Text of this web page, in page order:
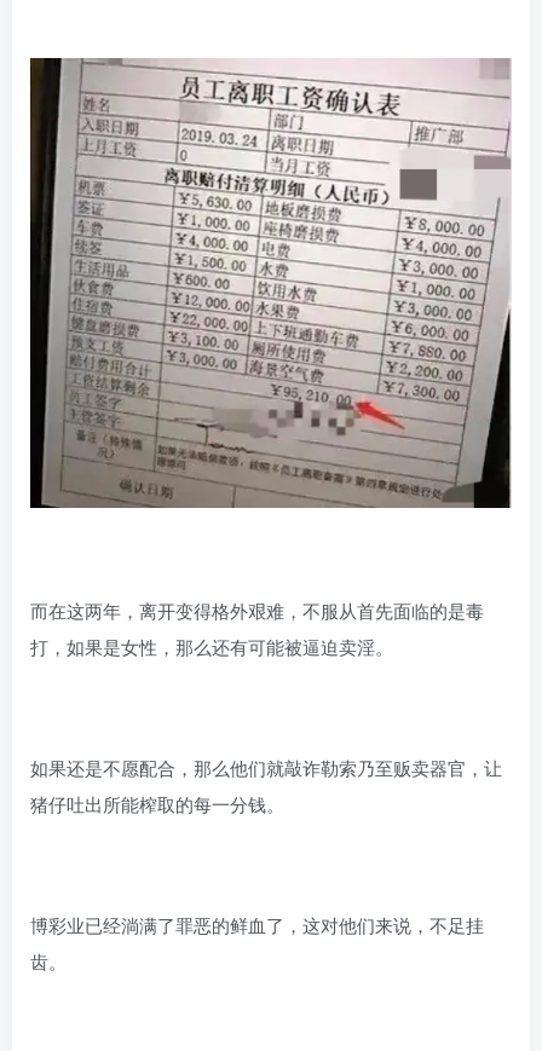
而在这两年，离开变得格外艰难，不服从首先面临的是毒
打，如果是女性，那么还有可能被逼迫卖淫。
如果还是不愿配合，那么他们就敲诈勒索乃至贩卖器官，让
猪仔吐出所能榨取的每一分钱。
博彩业已经淌满了罪恶的鲜血了，这对他们来说，不足挂
齿。